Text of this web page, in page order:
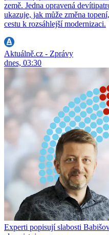
země. Jedna opravená
ukazuje, jak může změna
cestu k rozsáhlejší modernizaci.
Aktuálně.cz - Zprávy
dnes, 03:30
Experti popisují slabosti